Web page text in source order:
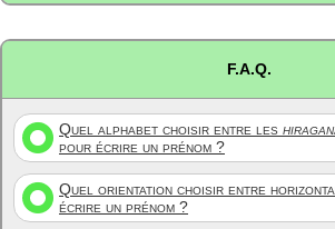
F.A.Q.
Quel alphabet choisir entre les
pour écrire un prénom ?
Quel orientation choisir entre
écrire un prénom ?